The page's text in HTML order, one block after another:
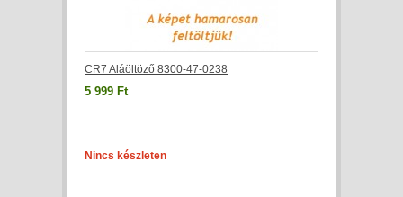
CR7 Aláöltöző 8300-47-0238
5 999 Ft
Nincs készleten